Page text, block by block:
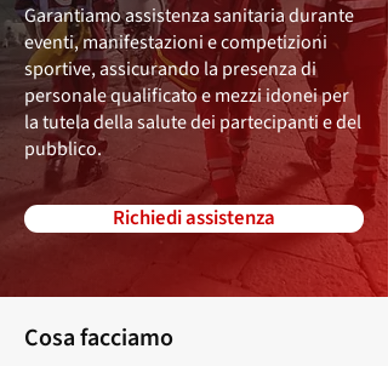
Garantiamo assistenza sanitaria durante
eventi, manifestazioni e competizioni
sportive, assicurando la presenza di
personale qualificato e mezzi idonei per
la tutela della salute dei partecipanti e del
pubblico.
Richiedi assistenza
Cosa facciamo